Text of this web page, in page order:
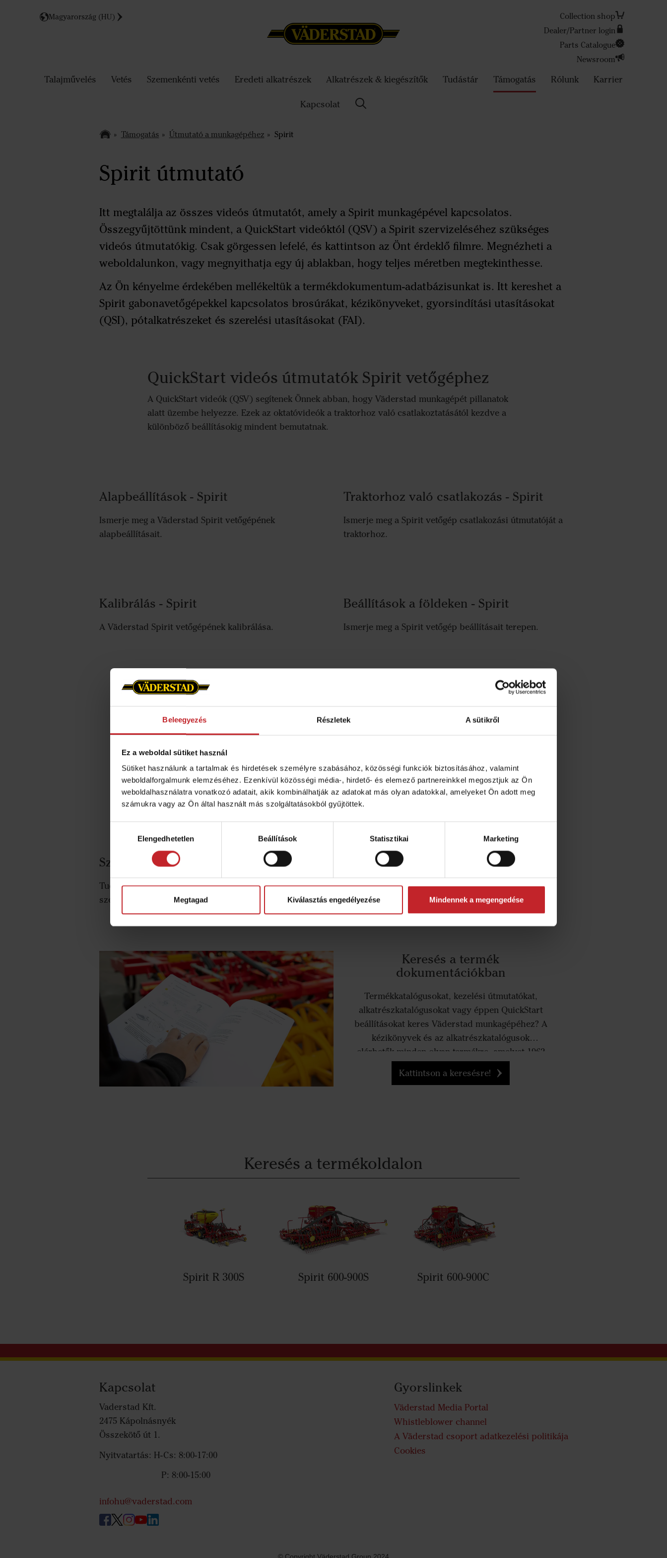
Beleegyezés Részletek A sütikről
Ez a weboldal sütiket használ
Sütiket használunk a tartalmak és hirdetések személyre szabásához, közösségi funkciók biztosításához, valamint
weboldalforgalmunk elemzéséhez. Ezenkívül közösségi média-, hirdető- és elemező partnereinkkel megosztjuk az Ön
weboldalhasználatra vonatkozó adatait, akik kombinálhatják az adatokat más olyan adatokkal, amelyeket Ön adott meg
számukra vagy az Ön által használt más szolgáltatásokból gyűjtöttek.
kiválasztásaElengedhetetlen Beállítások Statisztikai Marketing
Megtagad Kiválasztás engedélyezése Mindennek a megengedése
Magyarország (HU)
Collection shop
Dealer/Partner login
Parts Catalogue
Newsroom
Talajművelés Vetés Szemenkénti vetés Eredeti alkatrészek Alkatrészek & kiegészítők Tudástár Támogatás Rólunk Karrier
Kapcsolat
Támogatás Útmutató a munkagépéhez Spirit
Spirit útmutató
Itt megtalálja az összes videós útmutatót, amely a Spirit munkagépével kapcsolatos.
Összegyűjtöttünk mindent, a QuickStart videóktól (QSV) a Spirit szervizeléséhez szükséges
videós útmutatókig. Csak görgessen lefelé, és kattintson az Önt érdeklő filmre. Megnézheti a
weboldalunkon, vagy megnyithatja egy új ablakban, hogy teljes méretben megtekinthesse.
Az Ön kényelme érdekében mellékeltük a termékdokumentum-adatbázisunkat is. Itt kereshet a
Spirit gabonavetőgépekkel kapcsolatos brosúrákat, kézikönyveket, gyorsindítási utasításokat
(QSI), pótalkatrészeket és szerelési utasításokat (FAI).
QuickStart videós útmutatók Spirit vetőgéphez
A QuickStart videók (QSV) segítenek Önnek abban, hogy Väderstad munkagépét pillanatok
alatt üzembe helyezze. Ezek az oktatóvideók a traktorhoz való csatlakoztatásától kezdve a
különböző beállításokig mindent bemutatnak.
Alapbeállítások - Spirit
Ismerje meg a Väderstad Spirit vetőgépének
alapbeállításait.
Traktorhoz való csatlakozás - Spirit
Ismerje meg a Spirit vetőgép csatlakozási útmutatóját a
traktorhoz.
Kalibrálás - Spirit
A Väderstad Spirit vetőgépének kalibrálása.
Beállítások a földeken - Spirit
Ismerje meg a Spirit vetőgép beállításait terepen.
Spirit szervizvideók
legjobb állapotban maradjon. A rendszeresen karbantartott gép jobb eredményeket ad és
hosszabb élettartamot garantál. Ezek az oktatóvideók lehetnek az alapozó szervizkalauzoktól
kezdve a Spirit vetőgép alkatrészeinek szervizelését bemutató oktatóvideókig bármi.
Javasoljuk, hogy minden szezon végén nézze át és ellenőrizze vetőgépét.
Read more about service here.
Szezon előtti szervizelés
Tudjon meg többet Spirit vetőgépe szezon előtti
szervizeléséről.
Keresés a termék
dokumentációkban
Termékkatalógusokat, kezelési útmutatókat,
alkatrészkatalógusokat vagy éppen QuickStart
beállításokat keres Väderstad munkagépéhez? A
kézikönyvek és az alkatrészkatalógusok
elérhetők minden olyan termékre, amelyet 1962
Kattintson a keresésre!
Keresés a termékoldalon
Spirit R 300S Spirit 600-900S Spirit 600-900C
Kapcsolat
Vaderstad Kft.
2475 Kápolnásnyék
Összekötő út 1.
Nyitvatartás: H-Cs: 8:00-17:00
P: 8:00-15:00
infohu@vaderstad.com
Gyorslinkek
Väderstad Media Portal
Whistleblower channel
A Väderstad csoport adatkezelési politikája
Cookies
© Copyright Väderstad Group 2024